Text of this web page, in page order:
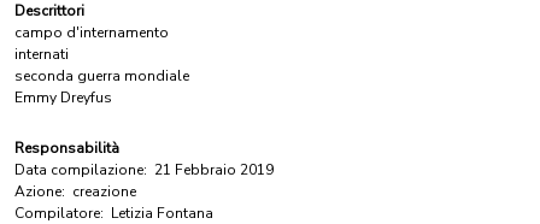
Descrittori
campo d'internamento
internati
seconda guerra mondiale
Emmy Dreyfus
Responsabilità
Data compilazione: 21 Febbraio 2019
Azione: creazione
Compilatore: Letizia Fontana